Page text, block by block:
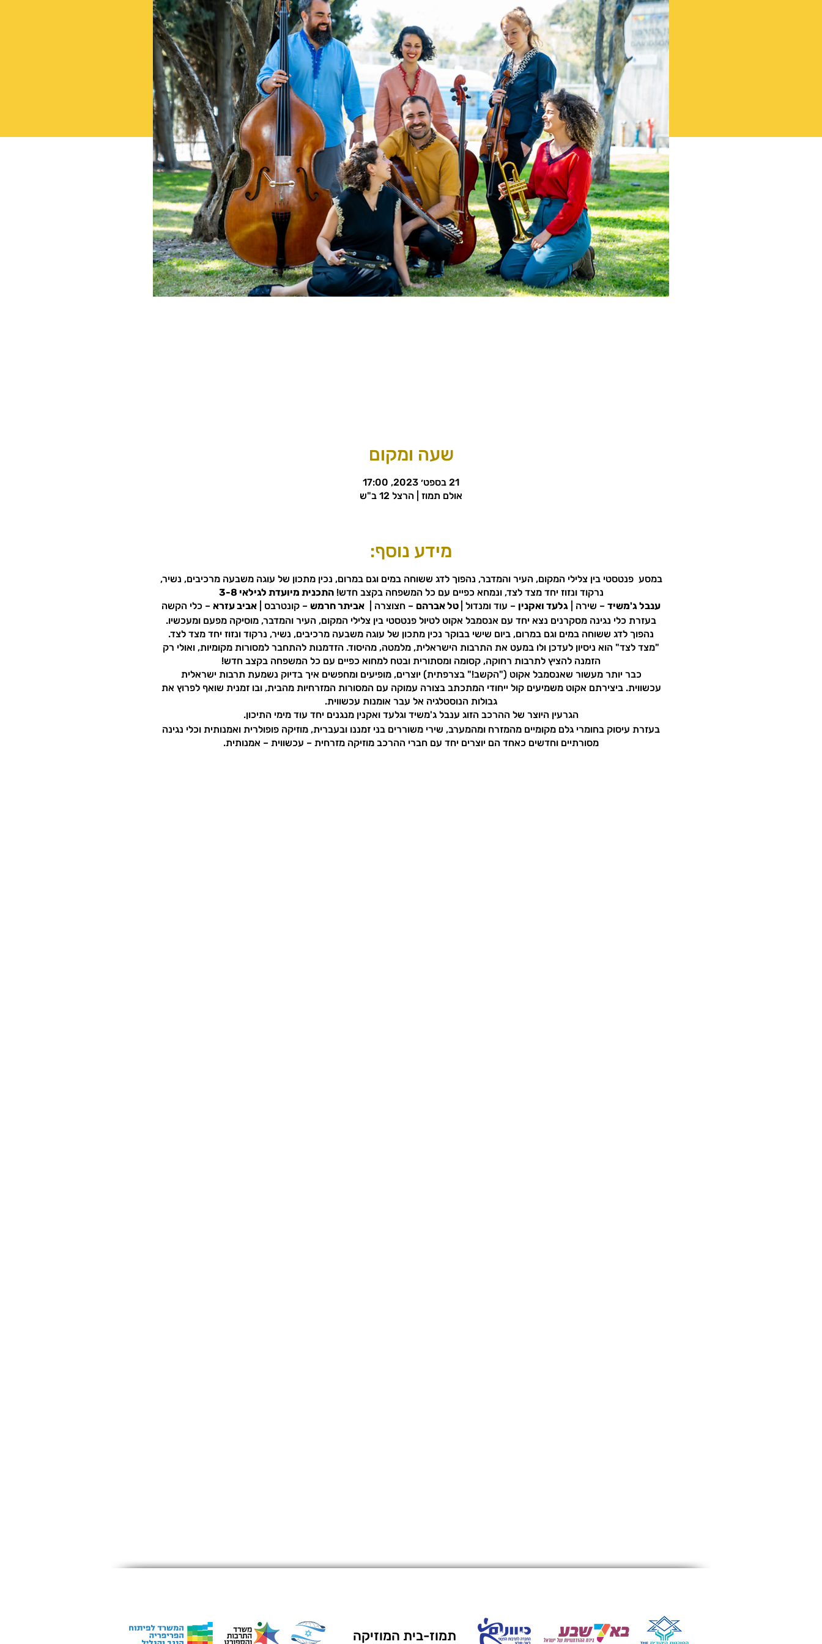
שעה ומקום
21 בספט׳ 2023, 17:00
אולם תמוז | הרצל 12 ב"ש
מידע נוסף:
במסע פנטסטי בין צלילי המקום, העיר והמדבר, נהפוך לדג ששוחה במים וגם במרום, נכין מתכון של עוגה משבעה מרכיבים, נשיר,
נרקוד ונזוז יחד מצד לצד, ונמחא כפיים עם כל המשפחה בקצב חדש!התכנית מיועדת לגילאי 3-8
ענבל ג'משיד – שירה | גלעד ואקנין – עוד ומנדול | טל אברהם – חצוצרה | אביתר חרמש – קונטרבס | אביב עזרא – כלי הקשה
בעזרת כלי נגינה מסקרנים נצא יחד עם אנסמבל אקוט לטיול פנטסטי בין צלילי המקום, העיר והמדבר, מוסיקה מפעם ומעכשיו.
נהפוך לדג ששוחה במים וגם במרום, ביום שישי בבוקר נכין מתכון של עוגה משבעה מרכיבים, נשיר, נרקוד ונזוז יחד מצד לצד.
"מצד לצד" הוא ניסיון לעדכן ולו במעט את התרבות הישראלית, מלמטה, מהיסוד. הזדמנות להתחבר למסורות מקומיות, ואולי רק
הזמנה להציץ לתרבות רחוקה, קסומה ומסתורית ובטח למחוא כפיים עם כל המשפחה בקצב חדש!
כבר יותר מעשור שאנסמבל אקוט ("הקשב!" בצרפתית) יוצרים, מופיעים ומחפשים איך בדיוק נשמעת תרבות ישראלית
עכשווית. ביצירתם אקוט משמיעים קול ייחודי המתכתב בצורה עמוקה עם המסורות המזרחיות מהבית, ובו זמנית שואף לפרוץ את
גבולות הנוסטלגיה אל עבר אומנות עכשווית.
הגרעין היוצר של ההרכב הזוג ענבל ג'משיד וגלעד ואקנין מנגנים יחד עוד מימי התיכון.
בעזרת עיסוק בחומרי גלם מקומיים מהמזרח ומהמערב, שירי משוררים בני זמננו ובעברית, מוזיקה פופולרית ואמנותית וכלי נגינה
מסורתיים וחדשים כאחד הם יוצרים יחד עם חברי ההרכב מוזיקה מזרחית – עכשווית – אמנותית.
תמוז-בית המוזיקה